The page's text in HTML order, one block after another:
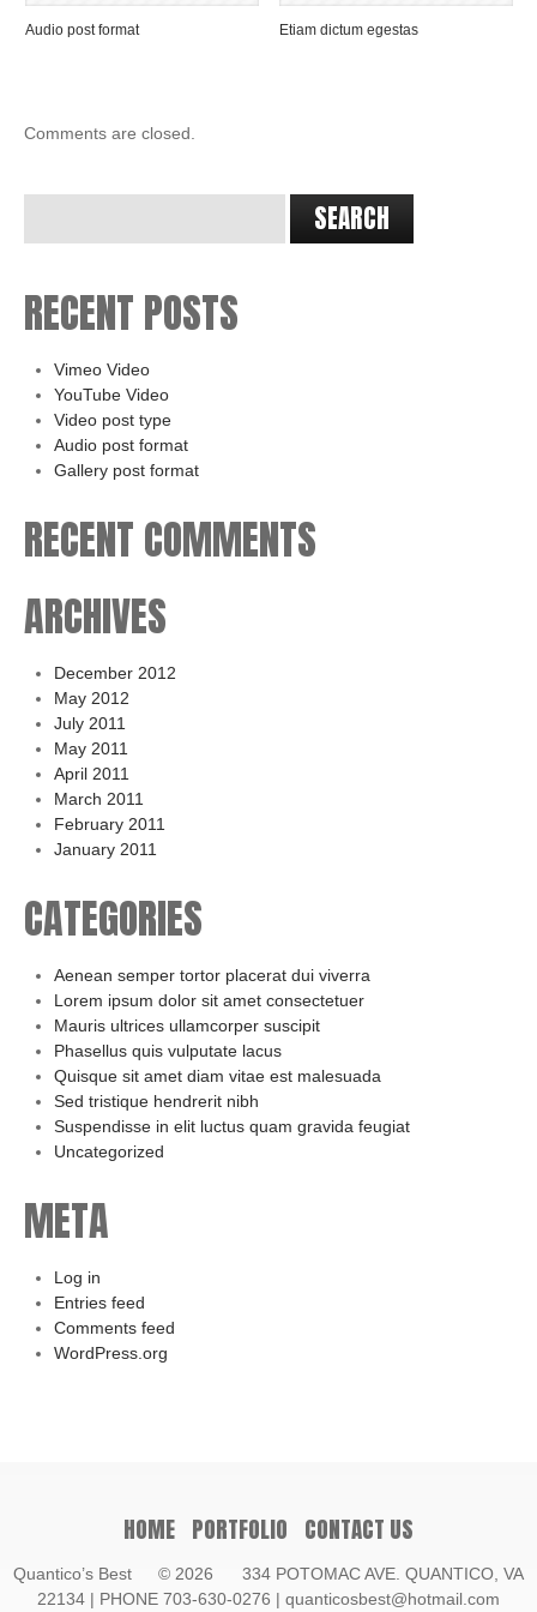
Audio post format Etiam dictum egestas
Comments are closed.
RECENT POSTS
Vimeo Video
YouTube Video
Video post type
Audio post format
Gallery post format
RECENT COMMENTS
ARCHIVES
December 2012
May 2012
July 2011
May 2011
April 2011
March 2011
February 2011
January 2011
CATEGORIES
Aenean semper tortor placerat dui viverra
Lorem ipsum dolor sit amet consectetuer
Mauris ultrices ullamcorper suscipit
Phasellus quis vulputate lacus
Quisque sit amet diam vitae est malesuada
Sed tristique hendrerit nibh
Suspendisse in elit luctus quam gravida feugiat
Uncategorized
META
Log in
Entries feed
Comments feed
WordPress.org
HOME PORTFOLIO CONTACT US
Quantico’s Best
© 2026 334 POTOMAC AVE. QUANTICO, VA
22134 | PHONE 703-630-0276 | quanticosbest@hotmail.com